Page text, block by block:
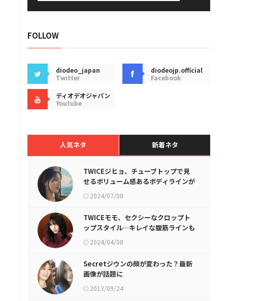
FOLLOW
diodeo_japan
Twitter
diodeojp.official
Facebook
ディオデオジャパン
Youtube
人気ネタ 新着ネタ
TWICEジヒョ、チューブトップで見
せるボリューム感あるボディラインが
話題に
2024/07/08
TWICEモモ、セクシーなクロップト
ップスタイル…キレイな腹筋ラインも
披露2024/04/08
Secretジウンの顔が変わった？最新
画像が話題に
2013/09/24